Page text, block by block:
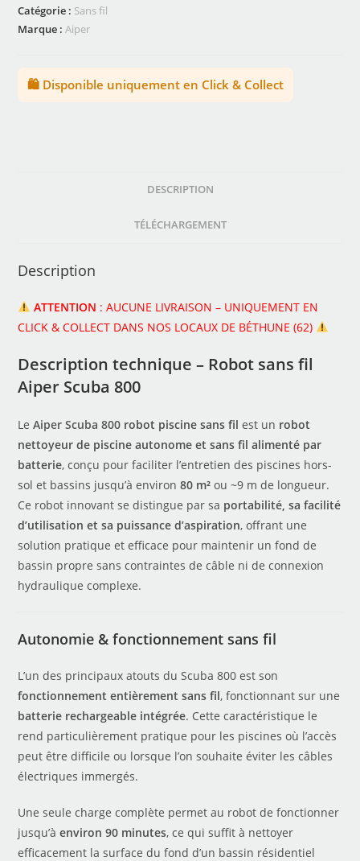
Catégorie : Sans fil
Marque :Aiper
🛍️ Disponible uniquement en Click & Collect
DESCRIPTION
TÉLÉCHARGEMENT
Description
ATTENTION : AUCUNE LIVRAISON – UNIQUEMENT EN
CLICK & COLLECT DANS NOS LOCAUX DE BÉTHUNE (62)
Description technique – Robot sans fil
Aiper Scuba 800
LeAiper Scuba 800 robot piscine sans fil est un robot
nettoyeur de piscine autonome et sans fil alimenté par
batterie, conçu pour faciliter l’entretien des piscines hors-
sol et bassins jusqu’à environ80 m²ou ~9 m de longueur.
Ce robot innovant se distingue par sa portabilité, sa facilité
d’utilisation et sa puissance d’aspiration, offrant une
solution pratique et efficace pour maintenir un fond de
bassin propre sans contraintes de câble ni de connexion
hydraulique complexe.
Autonomie & fonctionnement sans fil
L’un des principaux atouts du Scuba 800 est son
fonctionnement entièrement sans fil, fonctionnant sur une
batterie rechargeable intégrée. Cette caractéristique le
rend particulièrement pratique pour les piscines où l’accès
peut être difficile ou lorsque l’on souhaite éviter les câbles
électriques immergés.
Une seule charge complète permet au robot de fonctionner
jusqu’àenviron 90 minutes, ce qui suffit à nettoyer
efficacement la surface du fond d’un bassin résidentiel